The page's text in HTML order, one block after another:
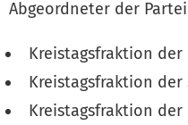
Abgeordneter der
Kreistagsfraktion der
Kreistagsfraktion der
Kreistagsfraktion der